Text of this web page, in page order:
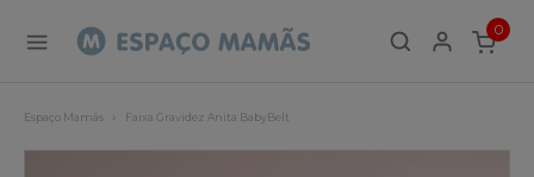
0
ITEMS
Espaço Mamãs Faixa Gravidez Anita BabyBelt